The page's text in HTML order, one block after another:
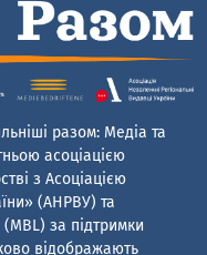
разом: Медіа та
асоціацією
з Асоціацією
(АНРВУ) та
за підтримки
відображають